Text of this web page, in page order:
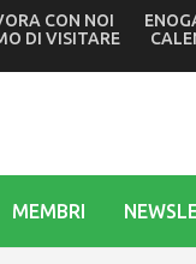
17 e il Traguardo
CON NOI
DI VISITARE
MEMBRI